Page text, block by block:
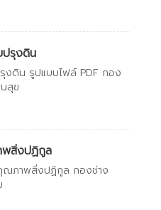
ปรุงดิน
รุงดิน รูปแบบไฟล์ PDF กอง
สุข
พสิ่งปฏิกูล
ณภาพสิ่งปฏิกูล กองช่าง